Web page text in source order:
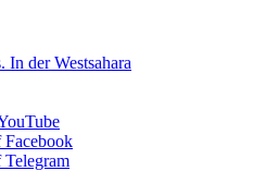
In der Westsahara
Facebook
Telegram